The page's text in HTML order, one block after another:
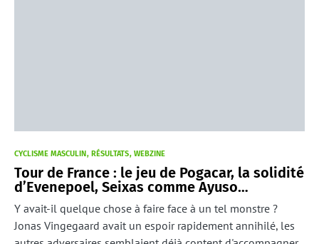
CYCLISME MASCULIN RÉSULTATS WEBZINE
Tour de France : le jeu de Pogacar, la solidité
d’Evenepoel, Seixas comme Ayuso…
Y avait-il quelque chose à faire face à un tel monstre ?
Jonas Vingegaard avait un espoir rapidement annihilé, les